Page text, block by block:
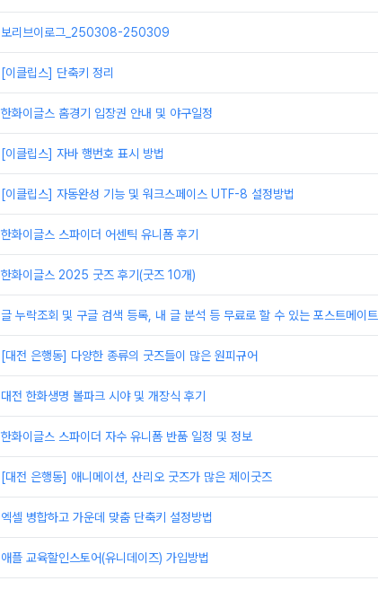
보리브이로그_250308-250309
[이클립스] 단축키 정리
한화이글스 홈경기 입장권 안내 및 야구일정
[이클립스] 자바 행번호 표시 방법
[이클립스] 자동완성 기능 및 워크스페이스 UTF-8 설정방법
한화이글스 스파이더 어센틱 유니폼 후기
한화이글스 2025 굿즈 후기(굿즈 10개)
글 누락조회 및 구글 검색 등록, 내 글 분석 등 무료로 할 수 있는 포스트메이트
[대전 은행동] 다양한 종류의 굿즈들이 많은 원피규어
대전 한화생명 볼파크 시야 및 개장식 후기
한화이글스 스파이더 자수 유니폼 반품 일정 및 정보
[대전 은행동] 애니메이션, 산리오 굿즈가 많은 제이굿즈
엑셀 병합하고 가운데 맞춤 단축키 설정방법
애플 교육할인스토어(유니데이즈) 가입방법